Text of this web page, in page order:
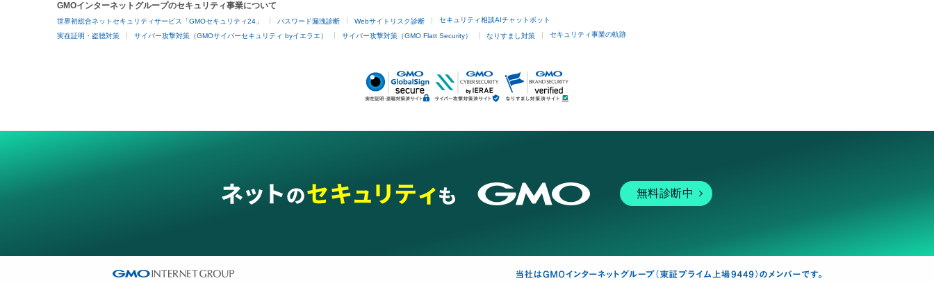
GMOインターネットグループのセキュリティ事業について
世界初総合ネットセキュリティサービス「GMOセキュリティ24」 パスワード漏洩診断 Webサイトリスク診断 セキュリティ相談AIチャットボット
実在証明・盗聴対策 サイバー攻撃対策（GMOサイバーセキュリティ byイエラエ） サイバー攻撃対策（GMO Flatt Security） なりすまし対策 セキュリティ事業の軌跡
無料診断中